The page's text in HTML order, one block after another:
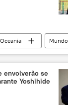
Mundo
Norte
Shinzo Abe
envolverão se
Yoshihide